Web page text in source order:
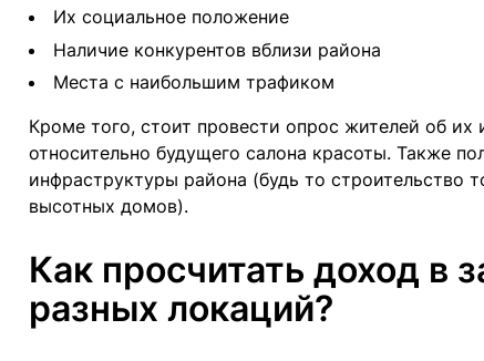
Их социальное положение
Наличие конкурентов вблизи района
Места с наибольшим трафиком
Кроме того, стоит провести опрос жителей об их
относительно будущего салона красоты. Также
инфраструктуры района (будь то строительство
высотных домов).
Как просчитать доход в
разных локаций?